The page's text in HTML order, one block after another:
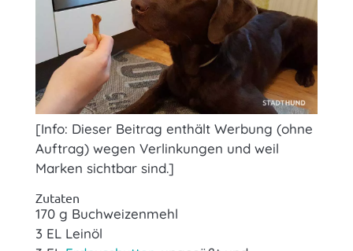
[Info: Dieser Beitrag enthält Werbung (ohne
Auftrag) wegen Verlinkungen und weil
Marken sichtbar sind.]
Zutaten
170 g Buchweizenmehl
3 EL Leinöl